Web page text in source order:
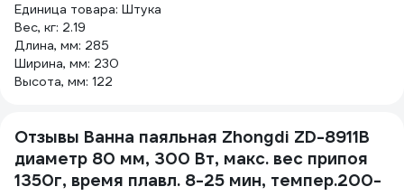
Единица товара: Штука
Вес, кг: 2.19
Длина, мм: 285
Ширина, мм: 230
Высота, мм: 122
Отзывы Ванна паяльная Zhongdi ZD-8911B
диаметр 80 мм, 300 Вт, макс. вес припоя
1350г, время плавл. 8-25 мин, темпер.200-